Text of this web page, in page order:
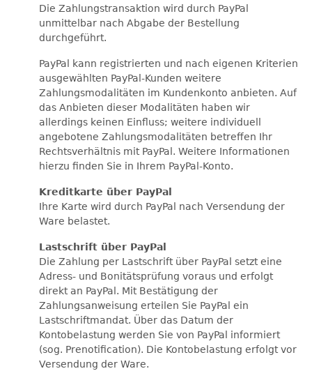
Die Zahlungstransaktion wird durch PayPal
unmittelbar nach Abgabe der Bestellung
durchgeführt.
PayPal kann registrierten und nach eigenen Kriterien
ausgewählten PayPal-Kunden weitere
Zahlungsmodalitäten im Kundenkonto anbieten. Auf
das Anbieten dieser Modalitäten haben wir
allerdings keinen Einfluss; weitere individuell
angebotene Zahlungsmodalitäten betreffen Ihr
Rechtsverhältnis mit PayPal. Weitere Informationen
hierzu finden Sie in Ihrem PayPal-Konto.
Kreditkarte über PayPal
Ihre Karte wird durch PayPal nach Versendung der
Ware belastet.
Lastschrift über PayPal
Die Zahlung per Lastschrift über PayPal setzt eine
Adress- und Bonitätsprüfung voraus und erfolgt
direkt an PayPal. Mit Bestätigung der
Zahlungsanweisung erteilen Sie PayPal ein
Lastschriftmandat. Über das Datum der
Kontobelastung werden Sie von PayPal informiert
(sog. Prenotification). Die Kontobelastung erfolgt vor
Versendung der Ware.